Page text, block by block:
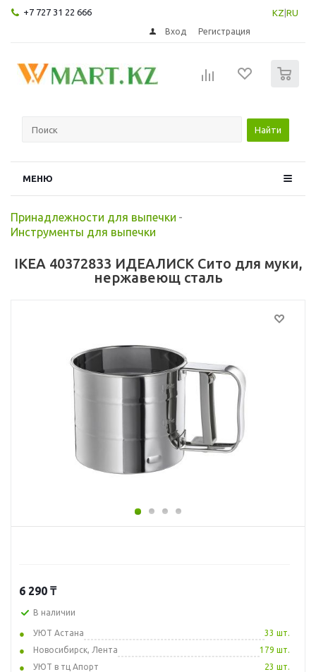
+7 727 31 22 666 KZ RU
Вход Регистрация
Найти
МЕНЮ
Принадлежности для выпечки -
Инструменты для выпечки
IKEA 40372833 ИДЕАЛИСК Сито для муки,
нержавеющ сталь
6 290 ₸
В наличии
УЮТ Астана
33 шт.
Новосибирск, Лента
179 шт.
УЮТ в тц Апорт
23 шт.